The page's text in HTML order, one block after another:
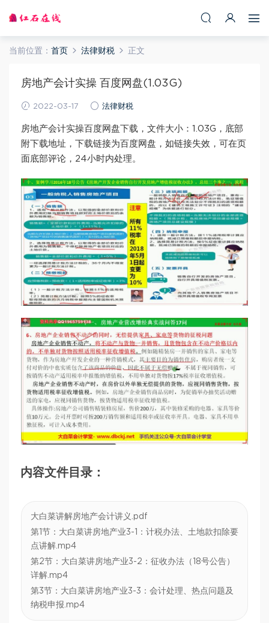
当前位置： 首页 法律财税 正文
房地产会计实操 百度网盘(1.03G)
2022-03-17 法律财税
房地产会计实操百度网盘下载，文件大小：1.03G，底部
附下载地址，下载链接为百度网盘，如链接失效，可在页
面底部评论，24小时内处理。
内容文件目录：
大白菜讲解房地产会计讲义.pdf
第1节：大白菜讲房地产业3-1：计税办法、土地款扣除要
点讲解.mp4
第2节：大白菜讲房地产业3-2：征收办法（18号公告）
详解.mp4
第3节：大白菜讲房地产业3-3：会计处理、热点问题及
纳税申报.mp4